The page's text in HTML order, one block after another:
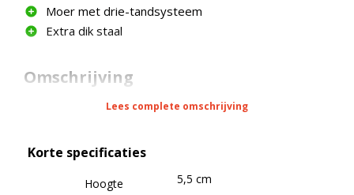
Moer met drie-tandsysteem
Extra dik staal
Omschrijving
Met een beveiligde bouwhekklem kun je
precies om het hekwerk passen en is uitermate
geschikt tegen inbraak.
Lees complete omschrijving
Korte specificaties
Hoogte 5,5 cm